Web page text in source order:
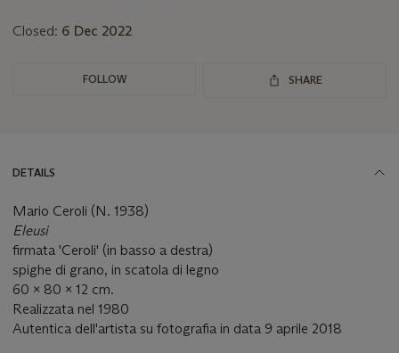
Closed: 6 Dec 2022
FOLLOW SHARE
DETAILS
Mario Ceroli (N. 1938)
Eleusi
firmata 'Ceroli' (in basso a destra)
spighe di grano, in scatola di legno
60 x 80 x 12 cm.
Realizzata nel 1980
Autentica dell'artista su fotografia in data 9 aprile 2018